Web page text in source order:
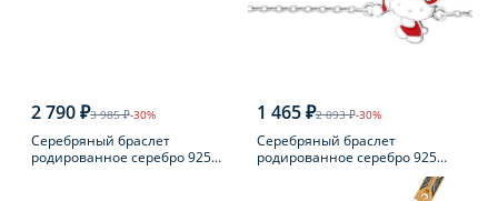
2 790 ₽3 985 ₽-30%
Серебряный браслет
родированное серебро 925
1 465 ₽2 093 ₽-30%
Серебряный браслет
родированное серебро 925